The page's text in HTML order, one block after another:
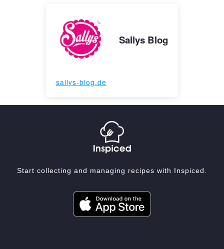
Sallys Blog
sallys-blog.de
Start collecting and managing recipes with Inspiced.